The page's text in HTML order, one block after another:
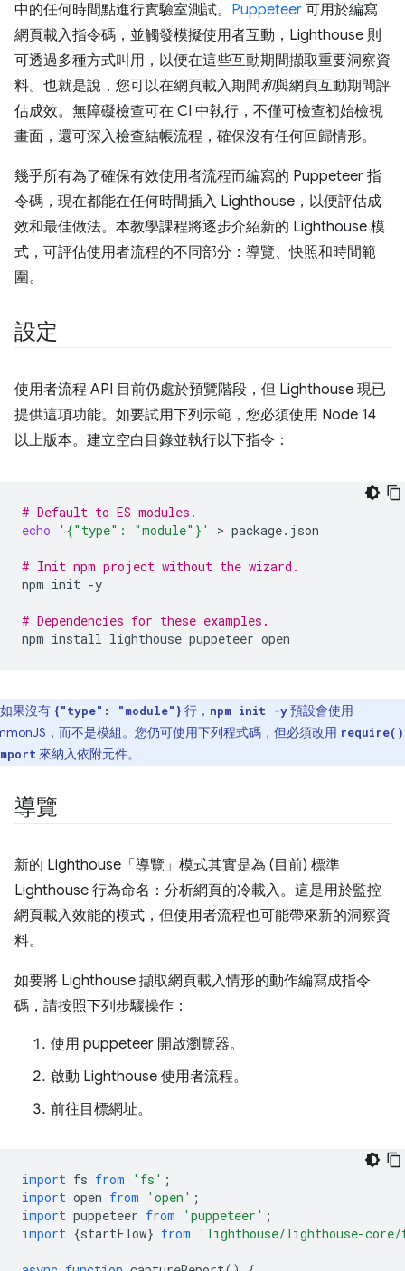
中的任何時間點進行實驗室測試。 Puppeteer 可用於編寫
網頁載入指令碼，並觸發模擬使用者互動，Lighthouse 則
可透過多種方式叫用，以便在這些互動期間擷取重要洞察資
料。也就是說，您可以在網頁載入期間和與網頁互動期間評
估成效。無障礙檢查可在 CI 中執行，不僅可檢查初始檢視
畫面，還可深入檢查結帳流程，確保沒有任何回歸情形。
幾乎所有為了確保有效使用者流程而編寫的 Puppeteer 指
令碼，現在都能在任何時間插入 Lighthouse，以便評估成
效和最佳做法。本教學課程將逐步介紹新的 Lighthouse 模
式，可評估使用者流程的不同部分：導覽、快照和時間範
圍。
設定
使用者流程 API 目前仍處於預覽階段，但 Lighthouse 現已
提供這項功能。如要試用下列示範，您必須使用 Node 14
以上版本。建立空白目錄並執行以下指令：
# Default to ES modules.
echo
'{"type": "module"}' > package.json
# Init npm project without the wizard.
npm init -y
# Dependencies for these examples.
npm install lighthouse puppeteer
如果沒有 {"type": "module"} 行， npm init -y預設會使用
，而不是模組。您仍可使用下列程式碼，但必須改用 require()
來納入依附元件。
導覽
新的 Lighthouse「導覽」模式其實是為 (目前) 標準
Lighthouse 行為命名：分析網頁的冷載入。這是用於監控
網頁載入效能的模式，但使用者流程也可能帶來新的洞察資
料。
如要將 Lighthouse 擷取網頁載入情形的動作編寫成指令
碼，請按照下列步驟操作：
使用 puppeteer 開啟瀏覽器。
啟動 Lighthouse 使用者流程。
前往目標網址。
import fs from 'fs' ;
import open from 'open' ;
import puppeteer from 'puppeteer' ;
import {startFlow} from 'lighthouse/lighthouse-